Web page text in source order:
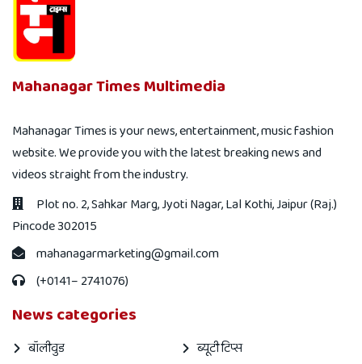
Mahanagar Times Multimedia
Mahanagar Times is your news, entertainment, music fashion
website. We provide you with the latest breaking news and
videos straight from the industry.
Plot no. 2, Sahkar Marg, Jyoti Nagar, Lal Kothi, Jaipur (Raj.)
Pincode 302015
mahanagarmarketing@gmail.com
(+0141– 2741076)
News categories
बॉलीवुड
ब्यूटी टिप्स